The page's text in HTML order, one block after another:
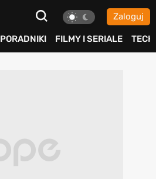
Zaloguj
PORADNIKI FILMY I SERIALE TECH